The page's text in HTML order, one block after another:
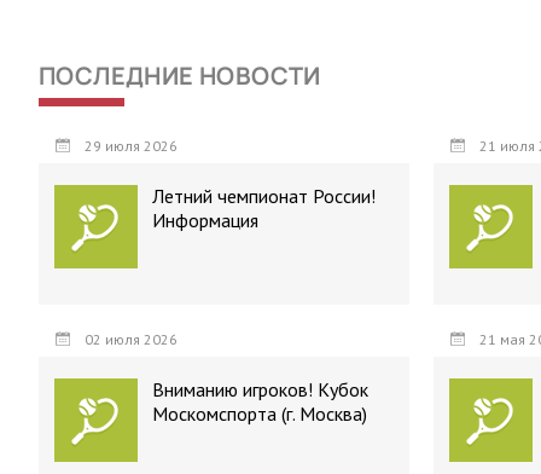
ПОСЛЕДНИЕ НОВОСТИ
29 июля 2026
Летний чемпионат России!
Информация
21 июля
02 июля 2026
Вниманию игроков! Кубок
Москомспорта (г. Москва)
21 мая